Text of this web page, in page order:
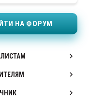
НА ФОРУМ